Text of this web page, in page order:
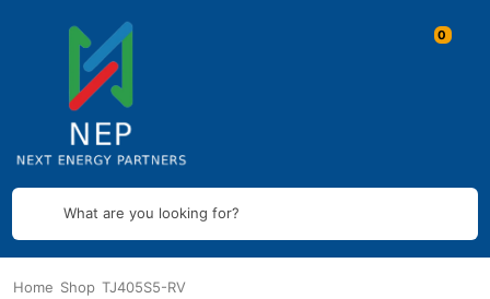
What are you looking for?
Home Shop TJ405S5-RV